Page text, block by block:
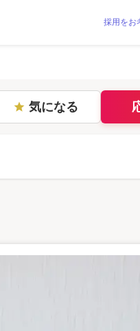
採用をお
star 気になる
お問い合わせ